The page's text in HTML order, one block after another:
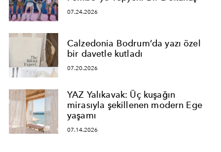
07.24.2026
Calzedonia Bodrum’da yazı özel
bir davetle kutladı
07.20.2026
YAZ Yalıkavak: Üç kuşağın
mirasıyla şekillenen modern Ege
yaşamı
07.14.2026